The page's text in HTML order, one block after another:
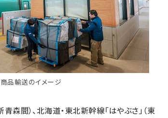
品輸送のイメージ
森間）、北海道・東北新幹線「はやぶさ」（東